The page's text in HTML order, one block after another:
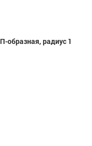
П-образная, радиус 1